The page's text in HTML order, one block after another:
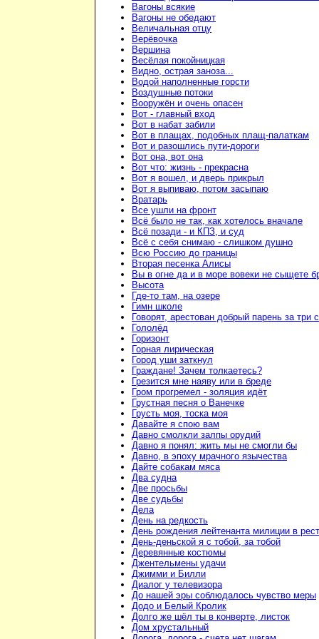
Вагоны всякие
Вагоны не обедают
Величальная отцу
Верёвочка
Вершина
Весёлая покойницкая
Видно, острая заноза...
Водой наполненные горсти
Воздушные потоки
Вооружён и очень опасен
Вот - главный вход
Вот в набат забили
Вот в плащах, подобных плащ-палаткам
Вот и разошлись пути-дороги
Вот она, вот она
Вот что: жизнь - прекрасна
Вот я вошел, и дверь прикрыл
Вот я выпиваю, потом засыпаю
Вратарь
Все ушли на фронт
Всё было не так, как хотелось вначале
Всё позади - и КПЗ, и суд
Всё с себя снимаю - слишком душно
Всю Россию до границы
Вторая песенка Алисы
Вы в огне да и в море вовеки не сыщете
Высота
Где-то там, на озере
Гимн школе
Говорят, арестован добрый парень за три
Гололёд
Горизонт
Горная лирическая
Город уши заткнул
Граждане! Зачем толкаетесь?
Грезится мне наяву или в бреде
Гром прогремел - золяция идёт
Грустная песня о Ванечке
Грусть моя, тоска моя
Давайте я спою вам
Давно смолкли залпы орудий
Давно я понял: жить мы не смогли бы
Давно, в эпоху мрачного язычества
Дайте собакам мяса
Два судна
Две просьбы
Две судьбы
Дела
День на редкость
День рождения лейтенанта милиции в
День-деньской я с тобой, за тобой
Деревянные костюмы
Джентельмены удачи
Джимми и Билли
Диалог у телевизора
До нашей эры соблюдалось чувство меры
Додо и Белый Кролик
Долго же шёл ты в конверте, листок
Дом хрустальный